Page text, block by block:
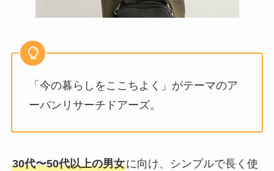
「今の暮らしをここちよく」がテーマのア
ーバンリサーチドアーズ。
30代〜50代以上の男女に向け、シンプルで長く使